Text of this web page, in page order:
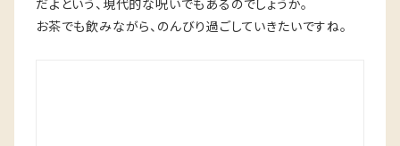
だよという、現代的な呪いでもあるのでしょうか。
お茶でも飲みながら、のんびり過ごしていきたいですね。